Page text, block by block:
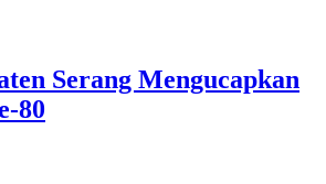
Serang Mengucapkan
80